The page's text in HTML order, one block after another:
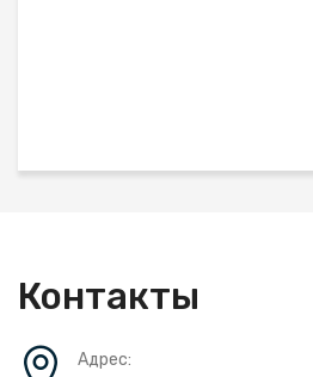
Контакты
Адрес: